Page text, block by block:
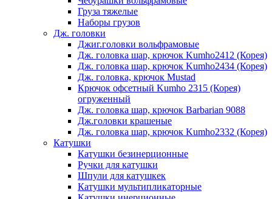
Груза тяжелые
Наборы грузов
Дж. головки
Джиг.головки вольфрамовые
Дж. головка шар, крючок Kumho2412 (Корея)
Дж. головка шар, крючок Kumho2434 (Корея)
Дж. головка, крючок Mustad
Крючок офсетный Kumho 2315 (Корея)
огруженный
Дж. головка шар, крючок Barbarian 9088
Дж.головки крашеные
Дж. головка шар, крючок Kumho2332 (Корея)
Катушки
Катушки безинерционные
Ручки для катушки
Шпули для катушкек
Катушки мультипликаторные